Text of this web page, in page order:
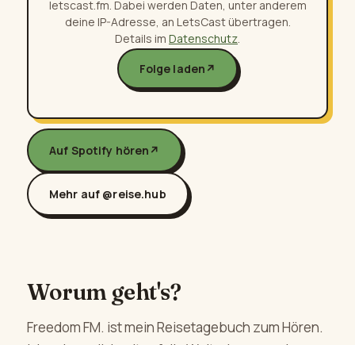
letscast.fm. Dabei werden Daten, unter anderem
deine IP-Adresse, an LetsCast übertragen.
Details im Datenschutz
Folge laden ↗
Auf Spotify hören ↗
Mehr auf @reise.hub
Worum geht's?
Freedom FM. ist mein Reisetagebuch zum Hören.